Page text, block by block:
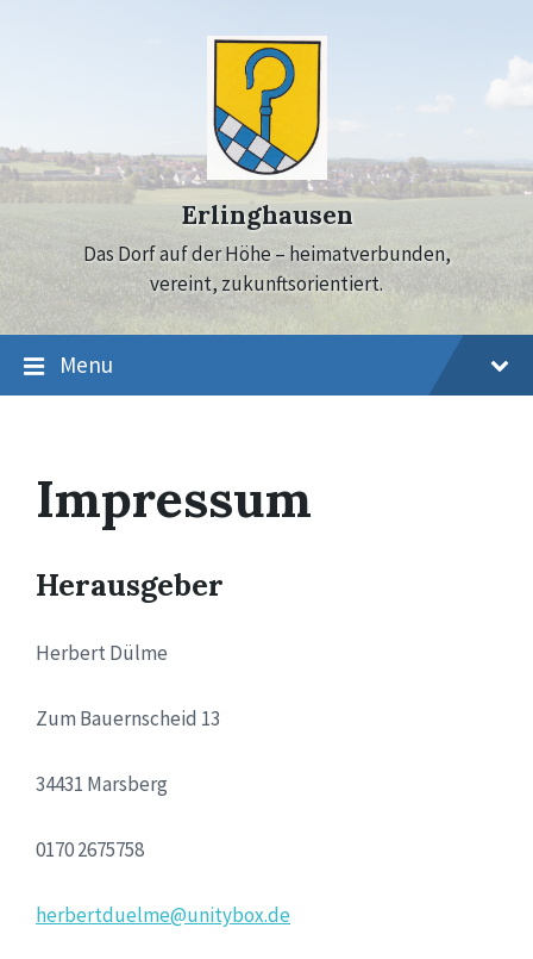
Erlinghausen
Das Dorf auf der Höhe – heimatverbunden,
vereint, zukunftsorientiert.
Menu
Impressum
Herausgeber
Herbert Dülme
Zum Bauernscheid 13
34431 Marsberg
0170 2675758
herbertduelme@unitybox.de